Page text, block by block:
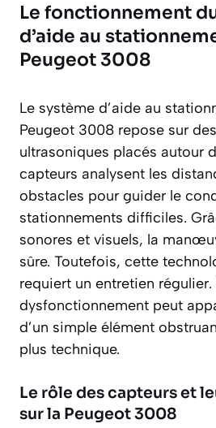
Le fonctionnement
d’aide au
Peugeot 3008
Le système d’aide au
Peugeot 3008 repose sur
ultrasoniques placés autour
capteurs analysent les
obstacles pour guider le
stationnements difficiles.
sonores et visuels, la
sûre. Toutefois, cette
requiert un entretien régulier.
dysfonctionnement peut
d’un simple élément
plus technique.
Le rôle des capteurs et
sur la Peugeot 3008